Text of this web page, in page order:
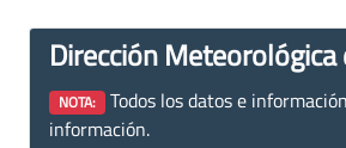
Dirección Meteorológica
NOTA: Todos los datos e
información.